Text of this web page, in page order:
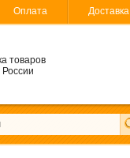
Оплата Доставка
товаров